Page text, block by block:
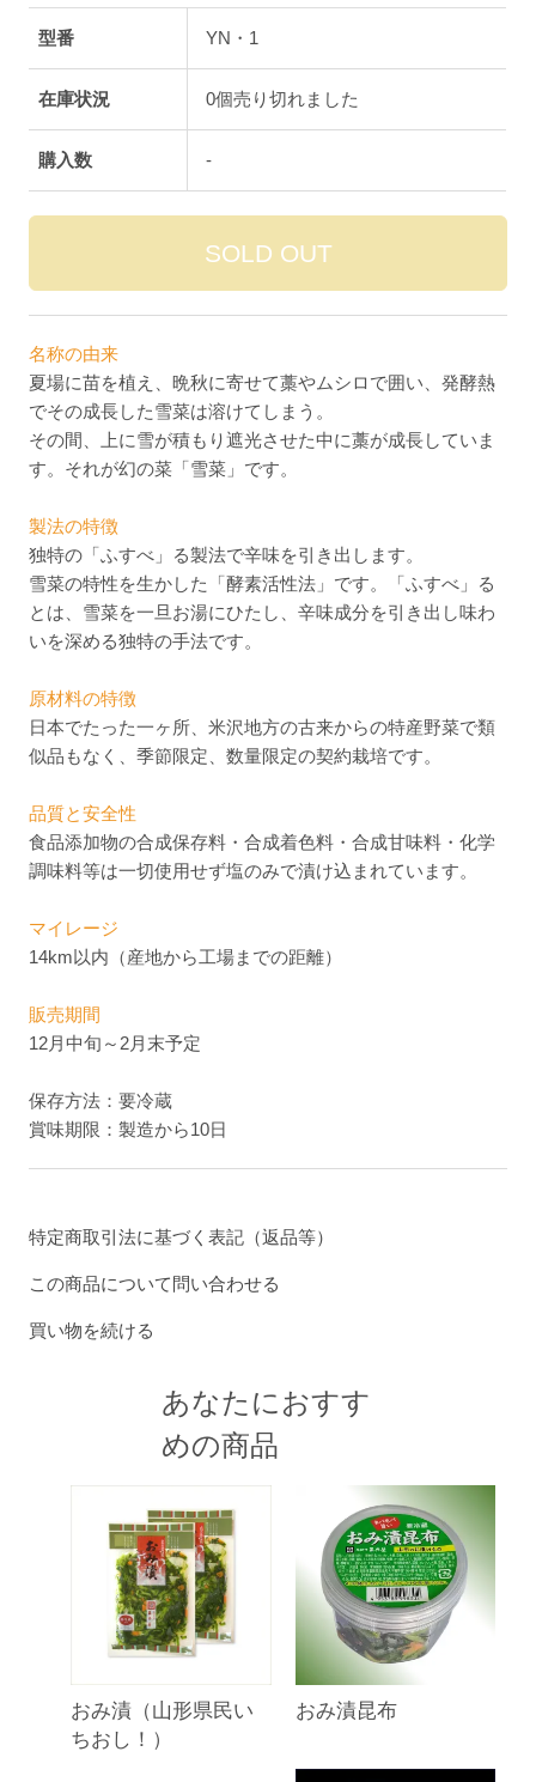
型番 YN・1
在庫状況 0個売り切れました
購入数 -
名称の由来
夏場に苗を植え、晩秋に寄せて藁やムシロで囲い、発酵熱
でその成長した雪菜は溶けてしまう。
その間、上に雪が積もり遮光させた中に藁が成長していま
す。それが幻の菜「雪菜」です。
製法の特徴
独特の「ふすべ」る製法で辛味を引き出します。
雪菜の特性を生かした「酵素活性法」です。「ふすべ」る
とは、雪菜を一旦お湯にひたし、辛味成分を引き出し味わ
いを深める独特の手法です。
原材料の特徴
日本でたった一ヶ所、米沢地方の古来からの特産野菜で類
似品もなく、季節限定、数量限定の契約栽培です。
品質と安全性
食品添加物の合成保存料・合成着色料・合成甘味料・化学
調味料等は一切使用せず塩のみで漬け込まれています。
マイレージ
14km以内（産地から工場までの距離）
販売期間
12月中旬～2月末予定
保存方法：要冷蔵
賞味期限：製造から10日
特定商取引法に基づく表記（返品等）
この商品について問い合わせる
買い物を続ける
あなたにおすす
めの商品
おみ漬（山形県民い
ちおし！）
おみ漬昆布